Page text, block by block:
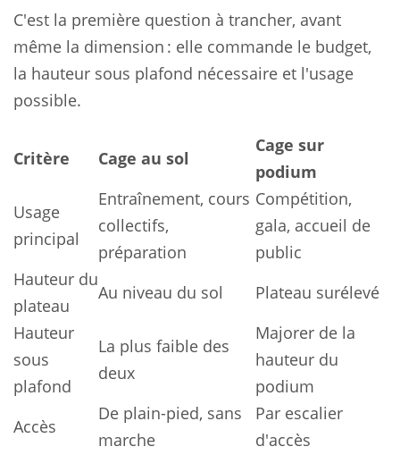
C'est la première question à trancher, avant
même la dimension : elle commande le budget,
la hauteur sous plafond nécessaire et l'usage
possible.
Critère Cage au sol
Cage sur
podium
Usage
principal
Entraînement, cours
collectifs,
préparation
Compétition,
gala, accueil de
public
Hauteur du
plateau
Au niveau du sol
Plateau surélevé
Hauteur
sous
plafond
La plus faible des
deux
Majorer de la
hauteur du
podium
Accès
De plain-pied, sans
marche
Par escalier
d'accès